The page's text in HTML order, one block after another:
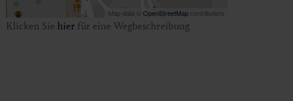
Map data © OpenStreetMap contributors
Klicken Sie hier für eine Wegbeschreibung